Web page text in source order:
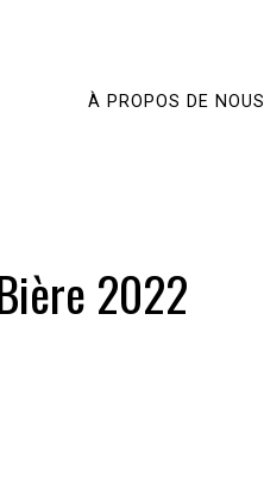
À PROPOS DE NOUS
2022